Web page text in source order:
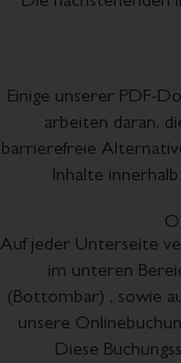
Einige unserer PDF-
arbeiten daran,
barrierefreie
Inhalte
Auf jeder Unterseite
im unteren
(Bottombar) , sowie
unsere
Diese